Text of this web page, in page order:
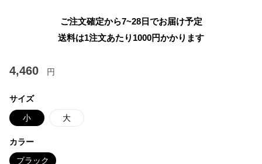
ご注文確定から7~28日でお届け予定
送料は1注文あたり 1000円かかります
4,460 円
サイズ
小 大
カラー
ブラック